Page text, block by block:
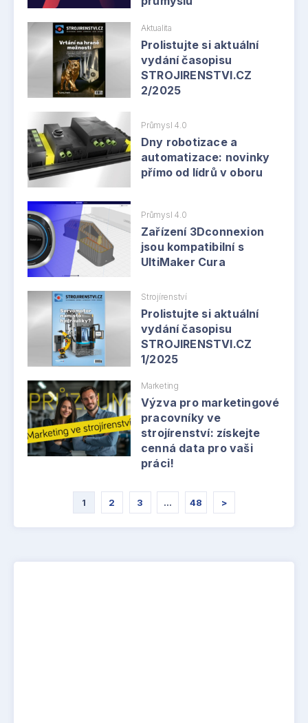
Aktualita
Prolistujte si aktuální
vydání časopisu
STROJIRENSTVI.CZ
2/2025
Průmysl 4.0
Dny robotizace a
automatizace: novinky
přímo od lídrů v oboru
Průmysl 4.0
Zařízení 3Dconnexion
jsou kompatibilní s
UltiMaker Cura
Strojírenství
Prolistujte si aktuální
vydání časopisu
STROJIRENSTVI.CZ
1/2025
Marketing
Výzva pro marketingové
pracovníky ve
strojírenství: získejte
cenná data pro vaši
práci!
1 2 3 … 48 >